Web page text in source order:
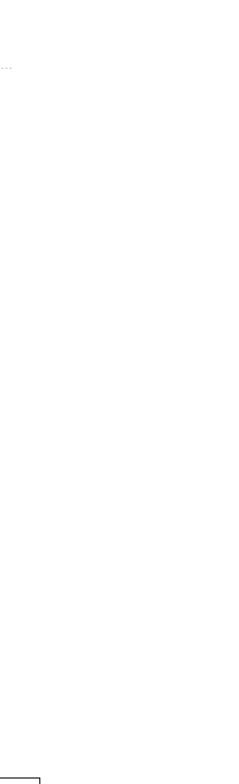
Bota Chelsea Feminina Malbork Verde com ...